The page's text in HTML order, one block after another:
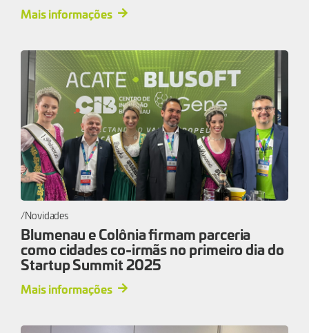
Mais informações
Novidades
Blumenau e Colônia firmam parceria
como cidades co-irmãs no primeiro dia do
Startup Summit 2025
Mais informações